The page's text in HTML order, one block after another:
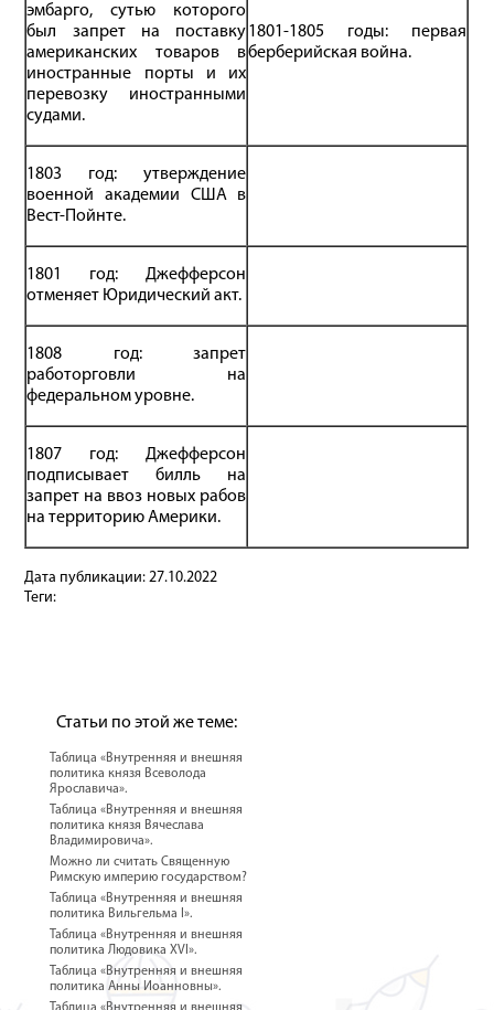
эмбарго, сутью которого
был запрет на поставку
американских товаров в
иностранные порты и их
перевозку иностранными
судами.
1801-1805 годы: первая
берберийская война.
1803 год: утверждение
военной академии США в
Вест-Пойнте.
1801 год: Джефферсон
отменяет Юридический акт.
1808 год: запрет
работорговли на
федеральном уровне.
1807 год: Джефферсон
подписывает билль на
запрет на ввоз новых рабов
на территорию Америки.
Дата публикации:27.10.2022
Теги:
Статьи по этой же теме:
Таблица «Внутренняя и внешняя
политика князя Всеволода
Ярославича».
Таблица «Внутренняя и внешняя
политика князя Вячеслава
Владимировича».
Можно ли считать Священную
Римскую империю государством?
Таблица «Внутренняя и внешняя
политика Вильгельма I».
Таблица «Внутренняя и внешняя
политика Людовика XVI».
Таблица «Внутренняя и внешняя
политика Анны Иоанновны».